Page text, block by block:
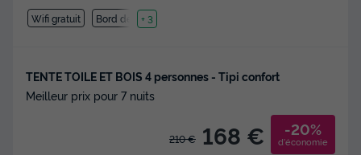
Wifi gratuit Bord de mer
+ 3
TENTE TOILE ET BOIS 4 personnes - Tipi confort
Meilleur prix pour 7 nuits
210 € 168 € -20%
d'économie